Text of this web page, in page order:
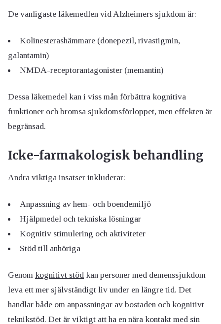
De vanligaste läkemedlen vid Alzheimers sjukdom är:
Kolinesterashämmare (donepezil, rivastigmin,
galantamin)
NMDA-receptorantagonister (memantin)
Dessa läkemedel kan i viss mån förbättra kognitiva
funktioner och bromsa sjukdomsförloppet, men effekten är
begränsad.
Icke-farmakologisk behandling
Andra viktiga insatser inkluderar:
Anpassning av hem- och boendemiljö
Hjälpmedel och tekniska lösningar
Kognitiv stimulering och aktiviteter
Stöd till anhöriga
Genom kognitivt stöd kan personer med demenssjukdom
leva ett mer självständigt liv under en längre tid. Det
handlar både om anpassningar av bostaden och kognitivt
teknikstöd. Det är viktigt att ha en nära kontakt med sin